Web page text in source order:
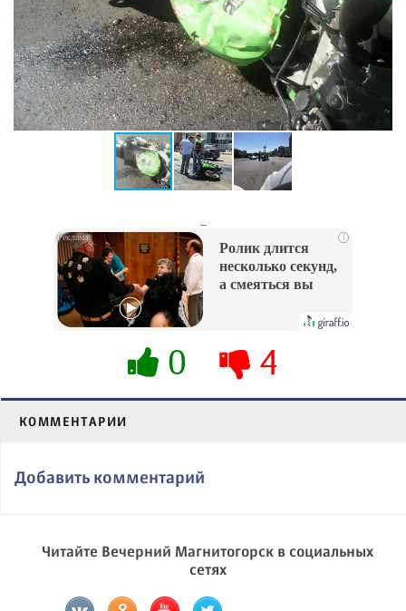
i
Ролик длится
несколько секунд,
а смеяться вы
0 4
КОММЕНТАРИИ
Добавить комментарий
Читайте Вечерний Магнитогорск в социальных
сетях